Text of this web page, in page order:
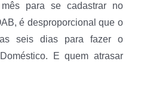
para se cadastrar no
é desproporcional que o
seis dias para fazer o
E quem atrasar